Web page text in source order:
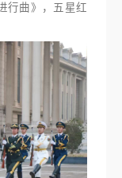
曲》，五星红